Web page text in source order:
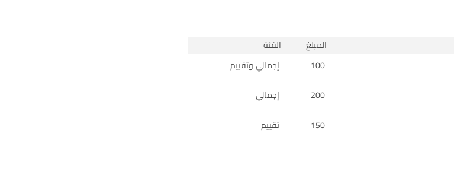
المبلغ
الفئة
100
إجمالي وتقييم
200
إجمالي
150 تقييم